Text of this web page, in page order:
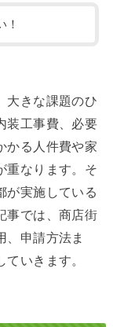
！
大きな課題のひ
装工事費、必要
かる人件費や家
重なります。そ
が実施している
事では、商店街
、申請方法ま
いきます。